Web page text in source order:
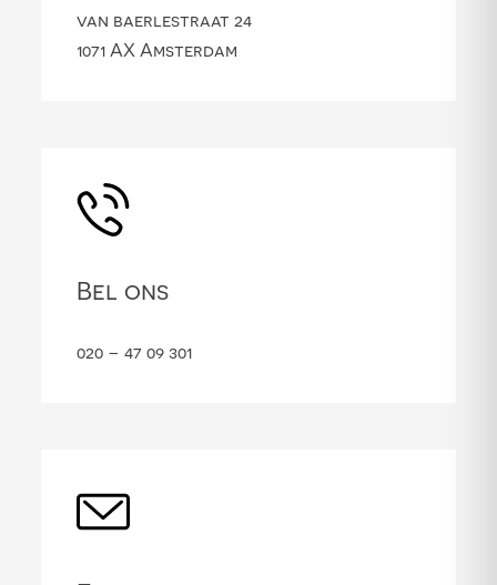
van baerlestraat 24
1071 AX Amsterdam
Bel ons
020 – 47 09 301